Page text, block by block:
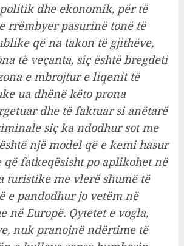
dhe ekonomik, për të
rrëmbyer pasurinë tonë të
që na takon të gjithëve,
të veçanta, siç është bregdeti
e mbrojtur e liqenit të
ua dhënë këto prona
dhe të faktuar si anëtarë
siç ka ndodhur sot me
një model që e kemi hasur
fatkeqësisht po aplikohet në
turistike me vlerë shumë të
e pandodhur jo vetëm në
në Europë. Qytetet e vogla,
nuk pranojnë ndërtime të